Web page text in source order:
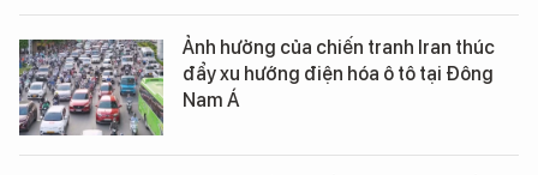
Ảnh hưởng của chiến tranh Iran thúc
đẩy xu hướng điện hóa ô tô tại Đông
Nam Á